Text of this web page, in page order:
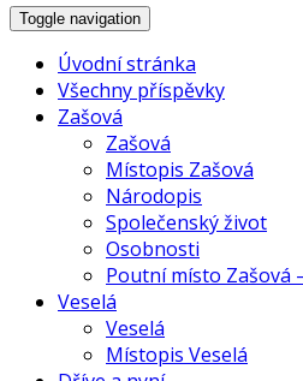
Toggle navigation
Úvodní stránka
Všechny příspěvky
Zašová
Zašová
Místopis Zašová
Národopis
Společenský život
Osobnosti
Poutní místo Zašová
Veselá
Veselá
Místopis Veselá